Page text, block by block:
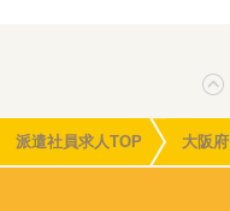
派遣社員求人TOP 大阪府